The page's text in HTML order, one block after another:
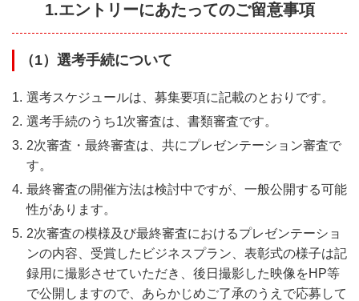
1.エントリーにあたってのご留意事項
（1）選考手続について
選考スケジュールは、募集要項に記載のとおりです。
選考手続のうち1次審査は、書類審査です。
2次審査・最終審査は、共にプレゼンテーション審査で
す。
最終審査の開催方法は検討中ですが、一般公開する可能
性があります。
2次審査の模様及び最終審査におけるプレゼンテーショ
ンの内容、受賞したビジネスプラン、表彰式の様子は記
録用に撮影させていただき、後日撮影した映像をHP等
で公開しますので、あらかじめご了承のうえで応募して